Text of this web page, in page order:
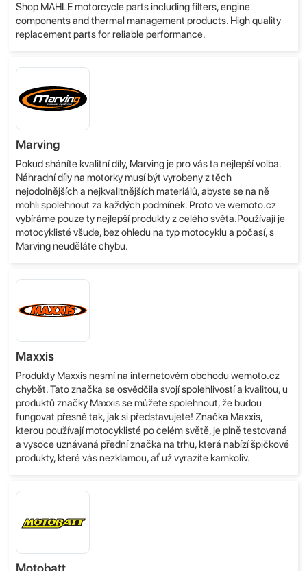
Shop MAHLE motorcycle parts including filters, engine
components and thermal management products. High quality
replacement parts for reliable performance.
Marving
Pokud sháníte kvalitní díly, Marving je pro vás ta nejlepší volba.
Náhradní díly na motorky musí být vyrobeny z těch
nejodolnějších a nejkvalitnějších materiálů, abyste se na ně
mohli spolehnout za každých podmínek. Proto ve wemoto.cz
vybíráme pouze ty nejlepší produkty z celého světa.Používají je
motocyklisté všude, bez ohledu na typ motocyklu a počasí, s
Marving neuděláte chybu.
Maxxis
Produkty Maxxis nesmí na internetovém obchodu wemoto.cz
chybět. Tato značka se osvědčila svojí spolehlivostí a kvalitou, u
produktů značky Maxxis se můžete spolehnout, že budou
fungovat přesně tak, jak si představujete! Značka Maxxis,
kterou používají motocyklisté po celém světě, je plně testovaná
a vysoce uznávaná přední značka na trhu, která nabízí špičkové
produkty, které vás nezklamou, ať už vyrazíte kamkoliv.
Motobatt